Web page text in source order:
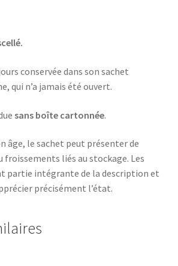
conservée dans son sachet
qui n’a jamais été ouvert.
sans boîte cartonnée.
âge, le sachet peut présenter de
froissements liés au stockage. Les
partie intégrante de la description et
précisément l’état.